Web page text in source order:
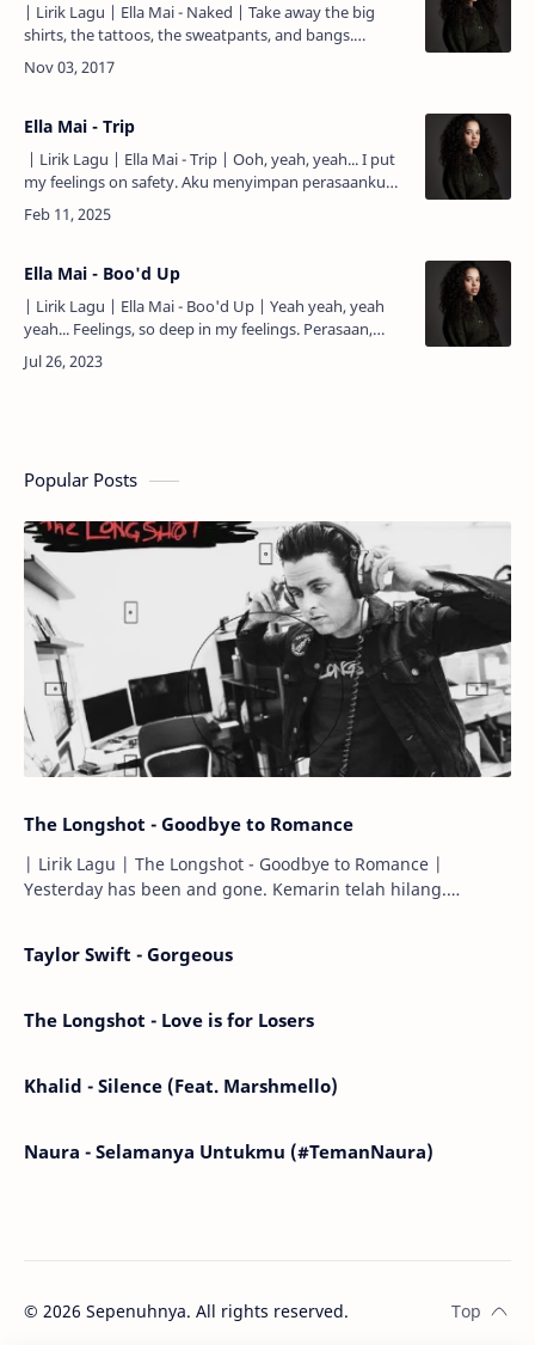
| Lirik Lagu | Ella Mai - Naked | Take away the big
shirts, the tattoos, the sweatpants, and bangs.
Buanglah jauh kemeja-kemeja besar, tato-tato,
celana-cela…
Ella Mai - Trip
| Lirik Lagu | Ella Mai - Trip | Ooh, yeah, yeah... I put
my feelings on safety. Aku menyimpan perasaanku
dengan aman. So I don't go shootin' where your
heart …
Ella Mai - Boo'd Up
| Lirik Lagu | Ella Mai - Boo'd Up | Yeah yeah, yeah
yeah... Feelings, so deep in my feelings. Perasaan,
begitu larut dengan perasaanku. No, this ain't really
…
Popular Posts
The Longshot - Goodbye to Romance
| Lirik Lagu | The Longshot - Goodbye to Romance |
Yesterday has been and gone. Kemarin telah hilang.
Taylor Swift - Gorgeous
The Longshot - Love is for Losers
Khalid - Silence (Feat. Marshmello)
Naura - Selamanya Untukmu (#TemanNaura)
© 2026 Sepenuhnya. All rights reserved.